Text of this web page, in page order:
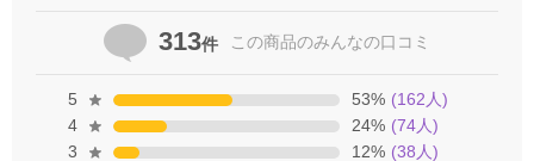
313件 この商品のみんなの口コミ
5 53% (162人)
4
24% (74人)
3
12% (38人)